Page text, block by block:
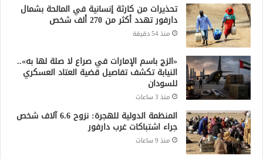
تحذيرات من كارثة إنسانية في المالحة بشمال
دارفور تهدد أكثر من 270 ألف شخص
منذ 54 دقيقة
«الزج باسم الإمارات في صراع لا صلة لها به»..
النيابة تكشف تفاصيل قضية العتاد العسكري
للسودان
منذ 3 ساعات
المنظمة الدولية للهجرة: نزوح 6.6 آلاف شخص
جراء اشتباكات غرب دارفور
منذ 9 ساعات